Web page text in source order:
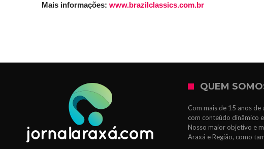
Mais informações: www.brazilclassics.com.br
QUEM
Com mais de 15 anos de
com conteúdo dinâmico
Nosso maior objetivo e
Araxá e Região, como